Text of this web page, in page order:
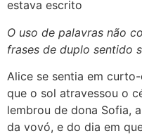
estava escrito
O uso de palavras não
frases de duplo sentido
Alice se sentia em
que o sol atravessou o
lembrou de dona Sofia,
da vovó, e do dia em